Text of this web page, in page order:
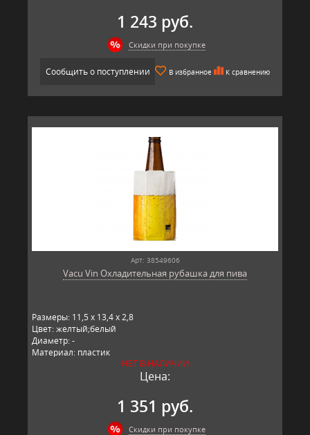
1 243 руб.
Скидки при покупке
Сообщить о поступлении В избранное К сравнению
Арт: 38549606
Vacu Vin Охладительная рубашка для пива
Размеры: 11,5 x 13,4 x 2,8
Цвет: желтый;белый
Диаметр: -
Материал: пластик
Производитель: Vacu Vin, Нидерланды
НЕТ В НАЛИЧИИ
Цена:
1 351 руб.
Скидки при покупке